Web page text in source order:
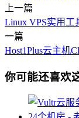
上一篇
Linux VPS实用工
一篇
Host1Plus云主机
你可能还喜欢